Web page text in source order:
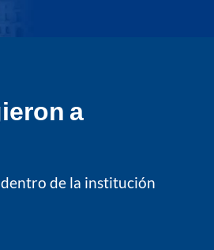
a
de la institución